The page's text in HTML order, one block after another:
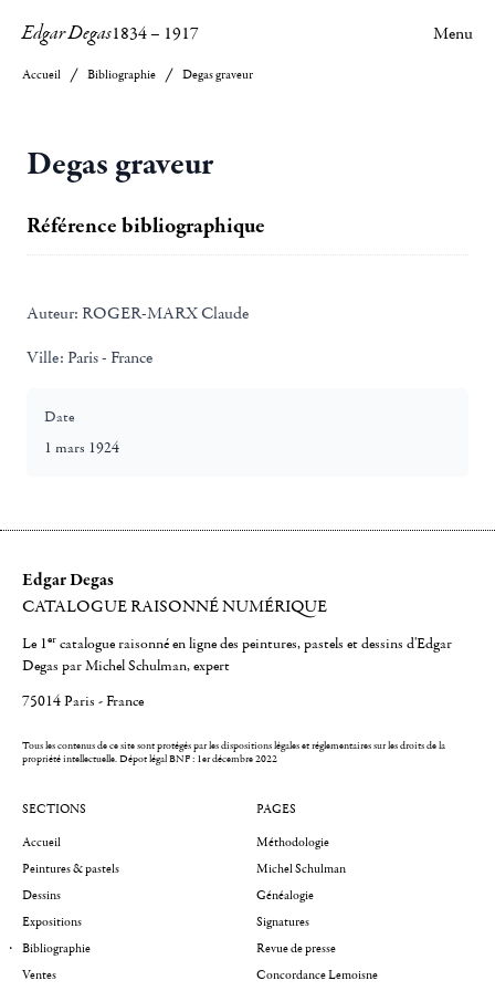
Edgar Degas1834– 1917 Menu
Accueil Bibliographie Degas graveur
Degas graveur
Référence bibliographique
Auteur: ROGER-MARX Claude
Ville: Paris - France
Date
1 mars 1924
Edgar Degas
CATALOGUE RAISONNÉ NUMÉRIQUE
Le 1er catalogue raisonné en ligne des peintures, pastels et dessins d'Edgar
Degas par Michel Schulman, expert
75014 Paris - France
Tous les contenus de ce site sont protégés par les dispositions légales et réglementaires sur les droits de la
propriété intellectuelle.Dépot légal BNF : 1er décembre 2022
SECTIONS
Accueil
Peintures & pastels
Dessins
Expositions
Bibliographie
Ventes
PAGES
Méthodologie
Michel Schulman
Généalogie
Signatures
Revue de presse
Concordance Lemoisne